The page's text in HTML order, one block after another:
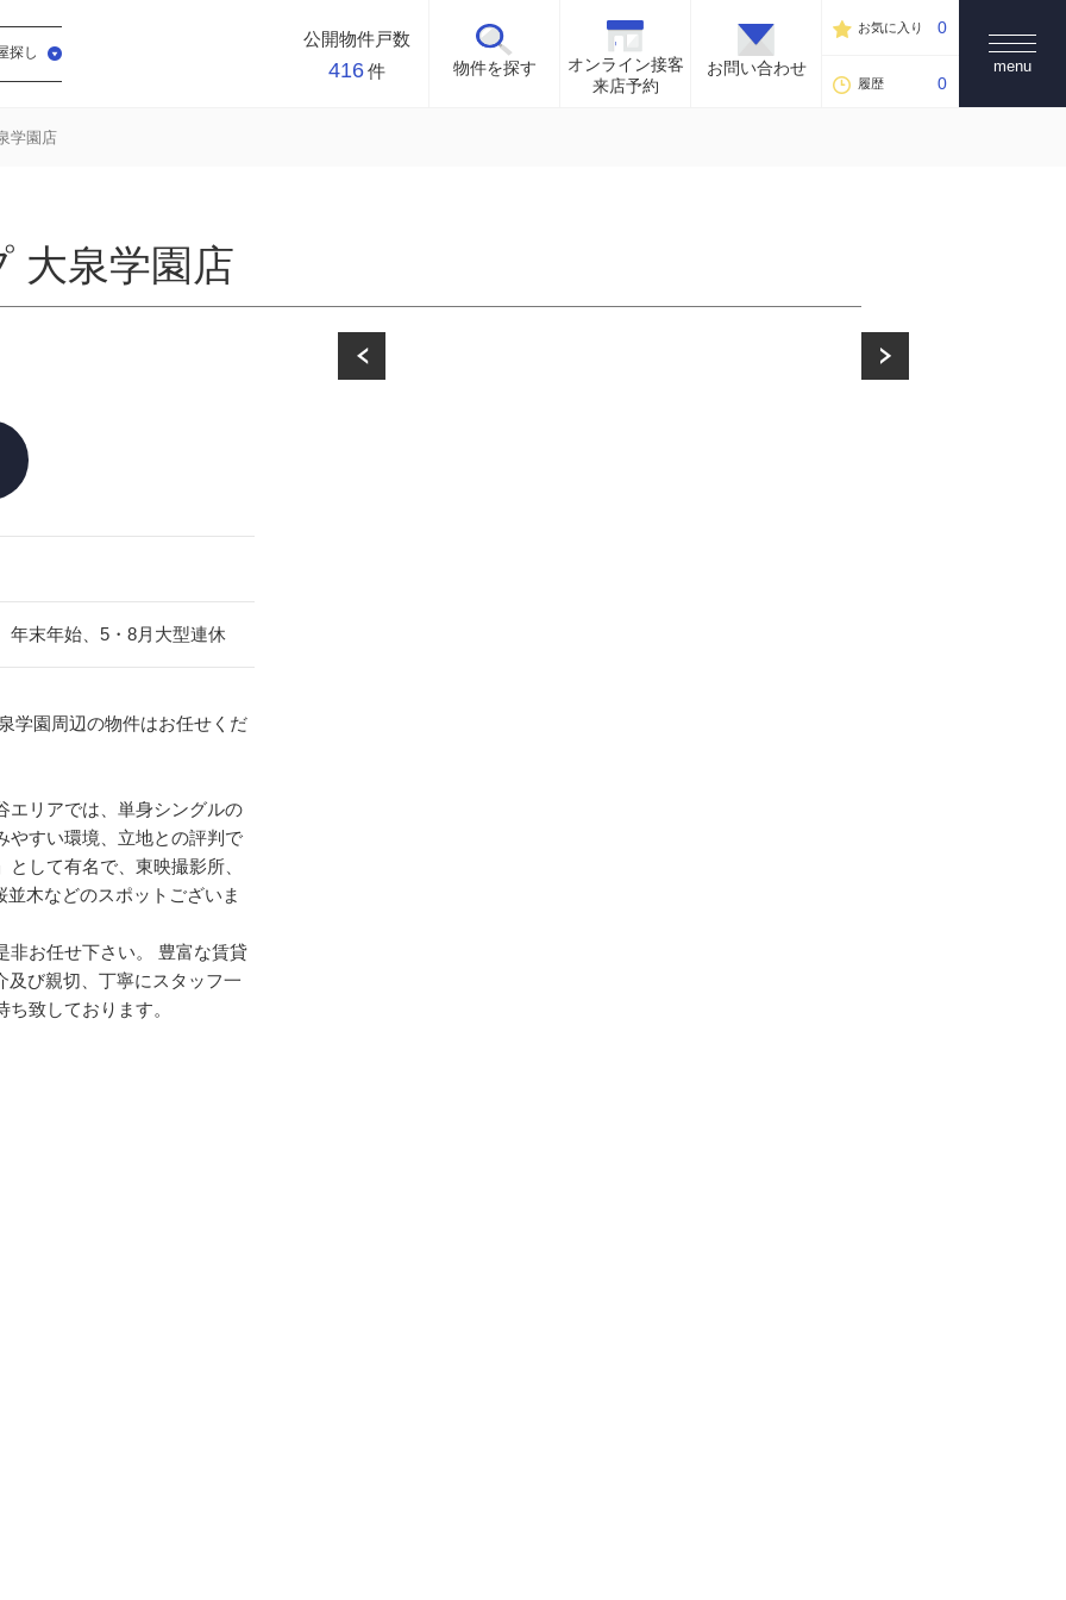
探し
公開物件戸数
416件 物件を探す
オンライン接客
来店予約
お問い合わせ
お気に入り 0
履歴 0
menu
学園店
大泉学園店
年末年始、5・8月大型連休
学園周辺の物件はお任せくだ
エリアでは、単身シングルの
やすい環境、立地との評判で
して有名で、東映撮影所、
木などのスポットございま
非お任せ下さい。 豊富な賃貸
及び親切、丁寧にスタッフ一
致しております。